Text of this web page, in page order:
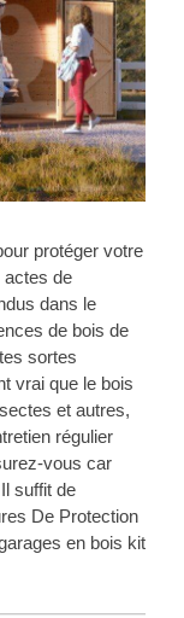
protéger votre
actes de
dans le
de bois de
sortes
vrai que le bois
et autres,
régulier
vous car
suffit de
De Protection
en bois kit